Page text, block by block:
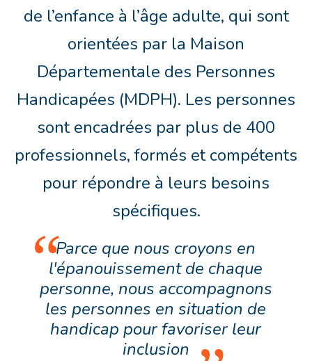
de l’enfance à l’âge adulte, qui sont
orientées par la Maison
Départementale des Personnes
Handicapées (MDPH). Les personnes
sont encadrées par plus de 400
professionnels, formés et compétents
pour répondre à leurs besoins
spécifiques.
Parce que nous croyons en
l'épanouissement de chaque
personne, nous accompagnons
les personnes en situation de
handicap pour favoriser leur
inclusion